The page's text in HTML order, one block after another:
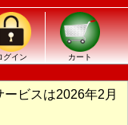
グイン カート
ビスは2026年2月